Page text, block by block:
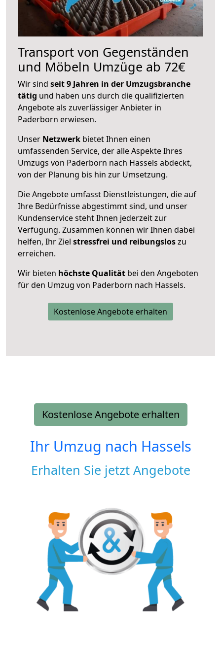
Transport von Gegenständen
und Möbeln Umzüge ab 72€
Wir sind seit 9 Jahren in der Umzugsbranche
tätig und haben uns durch die qualifizierten
Angebote als zuverlässiger Anbieter in
Paderborn erwiesen.
Unser Netzwerk bietet Ihnen einen
umfassenden Service, der alle Aspekte Ihres
Umzugs von Paderborn nach Hassels abdeckt,
von der Planung bis hin zur Umsetzung.
Die Angebote umfasst Dienstleistungen, die auf
Ihre Bedürfnisse abgestimmt sind, und unser
Kundenservice steht Ihnen jederzeit zur
Verfügung. Zusammen können wir Ihnen dabei
helfen, Ihr Ziel stressfrei und reibungsloszu
erreichen.
Wir bieten höchste Qualität bei den Angeboten
für den Umzug von Paderborn nach Hassels.
Kostenlose Angebote erhalten
Kostenlose Angebote erhalten
Ihr Umzug nach Hassels
Erhalten Sie jetzt Angebote